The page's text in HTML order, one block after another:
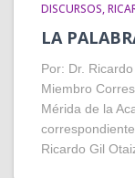
DISCURSOS
LA
Por: Dr.
Miembro
Mérida de la
Ricardo Gil